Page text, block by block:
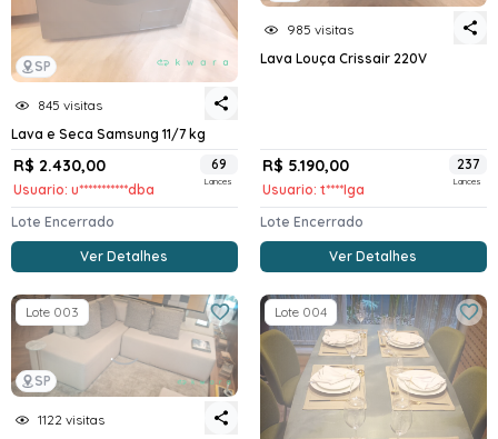
SP
845 visitas
Lava e Seca Samsung 11/7 kg
R$ 2.430,00
Usuario: u***********dba
69
Lances
Lote Encerrado
Ver Detalhes
985 visitas
Lava Louça Crissair 220V
R$ 5.190,00
Usuario: t****Iga
237
Lances
Lote Encerrado
Ver Detalhes
SP
Lote 003
1122 visitas
Lote 004